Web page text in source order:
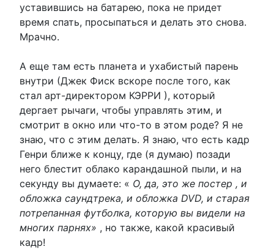
уставившись на батарею, пока не придет
время спать, просыпаться и делать это снова.
Мрачно.
А еще там есть планета и ухабистый парень
внутри (Джек Фиск вскоре после того, как
стал арт-директором КЭРРИ ), который
дергает рычаги, чтобы управлять этим, и
смотрит в окно или что-то в этом роде? Я не
знаю, что с этим делать. Я знаю, что есть кадр
Генри ближе к концу, где (я думаю) позади
него блестит облако карандашной пыли, и на
секунду вы думаете: « О, да, это же постер , и
обложка саундтрека, и обложка DVD, и старая
потрепанная футболка, которую вы видели на
многих парнях» , но также, какой красивый
кадр!